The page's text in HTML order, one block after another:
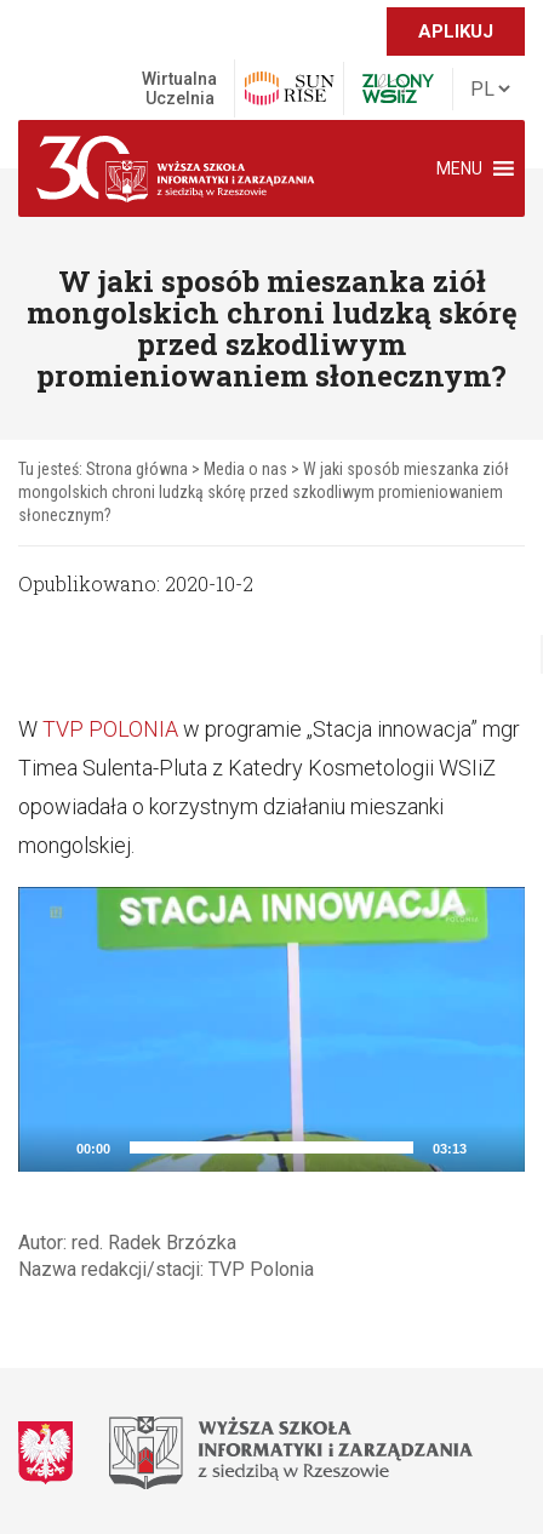
APLIKUJ
Wirtualna
Uczelnia
MENU
W jaki sposób mieszanka ziół
mongolskich chroni ludzką skórę
przed szkodliwym
promieniowaniem słonecznym?
Tu jesteś: Strona główna > Media o nas > W jaki sposób mieszanka ziół
mongolskich chroni ludzką skórę przed szkodliwym promieniowaniem
słonecznym?
Opublikowano: 2020-10-2
WTVP POLONIAw programie „Stacja innowacja” mgr
Timea Sulenta-Pluta z Katedry Kosmetologii WSIiZ
opowiadała o korzystnym działaniu mieszanki
mongolskiej.
Video
Player
00:00 03:13
Autor: red. Radek Brzózka
Nazwa redakcji/stacji: TVP Polonia